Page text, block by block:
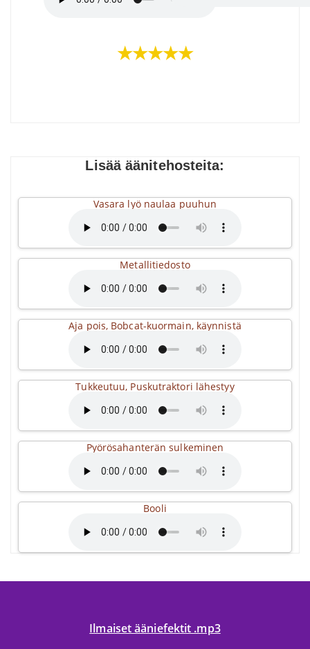
★★★★★
Lisää äänitehosteita:
Vasara lyö naulaa puuhun
Metallitiedosto
Aja pois, Bobcat-kuormain, käynnistä
Tukkeutuu, Puskutraktori lähestyy
Pyörösahanterän sulkeminen
Booli
Ilmaiset ääniefektit .mp3